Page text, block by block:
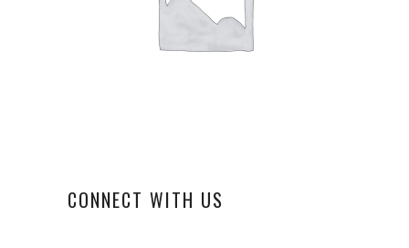
CONNECT WITH US